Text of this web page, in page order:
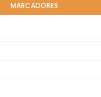
MARCADORES